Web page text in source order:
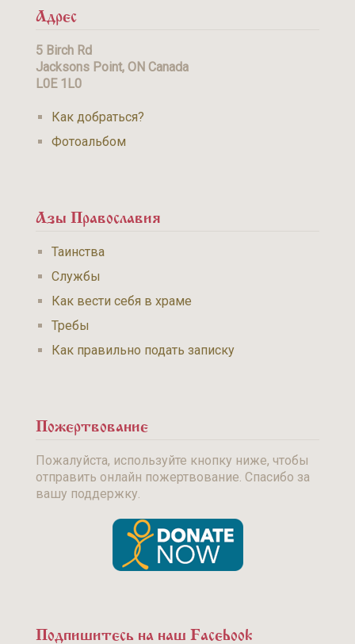
Адрес
5 Birch Rd
Jacksons Point, ON Canada
L0E 1L0
Как добраться?
Фотоальбом
Азы Православия
Таинства
Службы
Как вести себя в храме
Требы
Как правильно подать записку
Пожертвование
Пожалуйста, используйте кнопку ниже, чтобы
отправить онлайн пожертвование. Спасибо за
вашу поддержку.
Подпишитесь на наш Facebook